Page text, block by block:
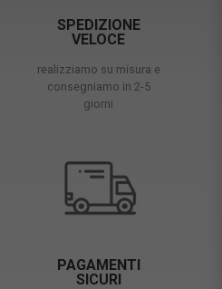
SPEDIZIONE
VELOCE
realizziamo su misura e
consegniamo in 2-5
giorni
PAGAMENTI
SICURI